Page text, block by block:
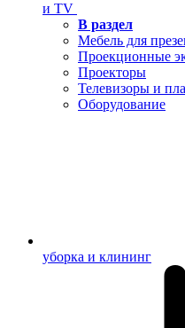
и TV
В раздел
Мебель для
Проекционные
Проекторы
Телевизоры и
Оборудование
уборка и клининг